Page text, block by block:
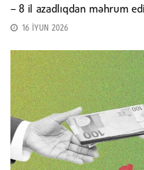
– 8 il azadlıqdan məhrum
16 İYUN 2026